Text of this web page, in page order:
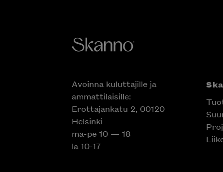
Avoinna kuluttajille ja
ammattilaisille:
Erottajankatu 2, 00120
Helsinki
ma-pe 10 — 18
la 10-17